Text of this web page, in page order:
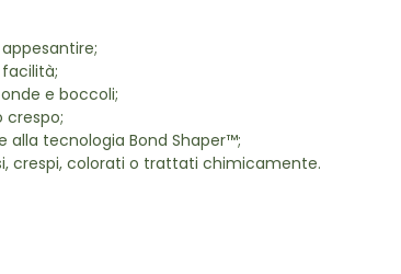
e boccoli;
crespo;
alla tecnologia Bond Shaper™;
crespi, colorati o trattati chimicamente.